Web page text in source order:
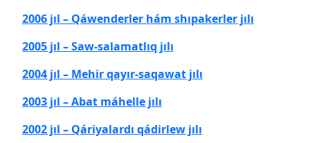
2006 jıl – Qáwenderler hám shıpakerler jılı
2005 jıl – Saw-salamatlıq jılı
2004 jıl – Mehir qayır-saqawat jılı
2003 jıl – Abat máhelle jılı
2002 jıl – Qáriyalardı qádirlew jılı